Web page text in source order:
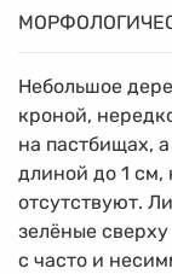
Небольшое
кроной,
на пастбищах,
длиной до 1 см,
отсутствуют.
зелёные
с часто и